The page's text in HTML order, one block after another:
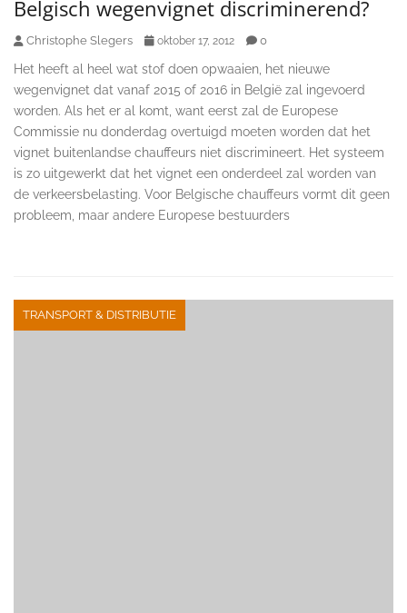
Belgisch wegenvignet discriminerend?
Christophe Slegers oktober 17, 2012 0
Het heeft al heel wat stof doen opwaaien, het nieuwe
wegenvignet dat vanaf 2015 of 2016 in België zal ingevoerd
worden. Als het er al komt, want eerst zal de Europese
Commissie nu donderdag overtuigd moeten worden dat het
vignet buitenlandse chauffeurs niet discrimineert. Het systeem
is zo uitgewerkt dat het vignet een onderdeel zal worden van
de verkeersbelasting. Voor Belgische chauffeurs vormt dit geen
probleem, maar andere Europese bestuurders
TRANSPORT & DISTRIBUTIE